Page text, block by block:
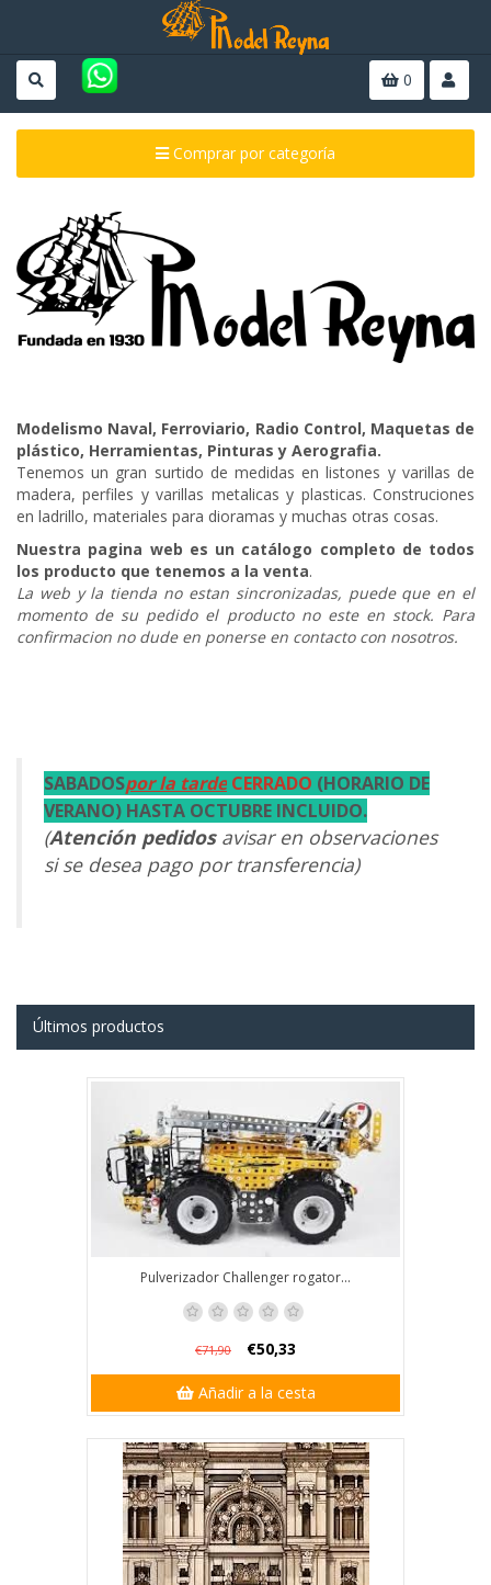
0
Comprar por categoría
Modelismo Naval, Ferroviario, Radio Control, Maquetas de
plástico, Herramientas, Pinturas y Aerografia.
Tenemos un gran surtido de medidas en listones y varillas de
madera, perfiles y varillas metalicas y plasticas. Construciones
en ladrillo, materiales para dioramas y muchas otras cosas.
Nuestra pagina web es un catálogo completo de todos
los producto que tenemos a la venta.
La web y la tienda no estan sincronizadas, puede que en el
momento de su pedido el producto no este en stock. Para
confirmacion no dude en ponerse en contacto con nosotros.
SABADOSpor la tarde CERRADO (HORARIO DE
VERANO) HASTA OCTUBRE INCLUIDO.
(Atención pedidosavisar en observaciones
si se desea pago por transferencia)
Últimos productos
Pulverizador Challenger rogator...
€71,90 €50,33
Añadir a la cesta